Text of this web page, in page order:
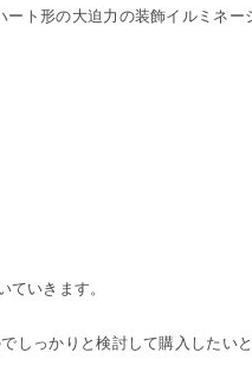
ト形の大迫力の装飾イルミネ
いきます。
しっかりと検討して購入したいと